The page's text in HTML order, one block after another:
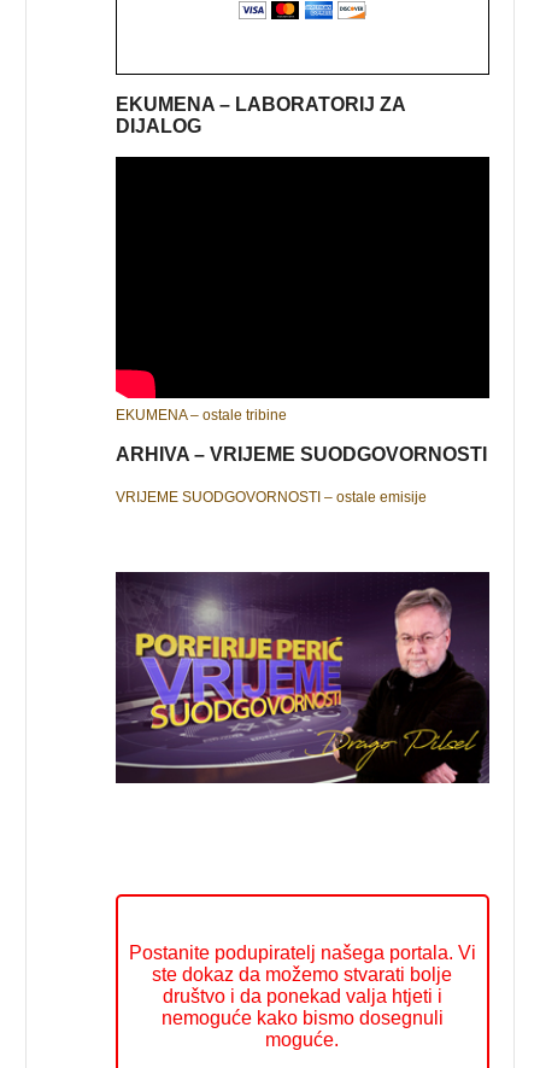
EKUMENA – LABORATORIJ ZA
DIJALOG
EKUMENA – ostale tribine
ARHIVA – VRIJEME SUODGOVORNOSTI
VRIJEME SUODGOVORNOSTI – ostale emisije
Postanite podupiratelj našega portala. Vi
ste dokaz da možemo stvarati bolje
društvo i da ponekad valja htjeti i
nemoguće kako bismo dosegnuli
moguće.